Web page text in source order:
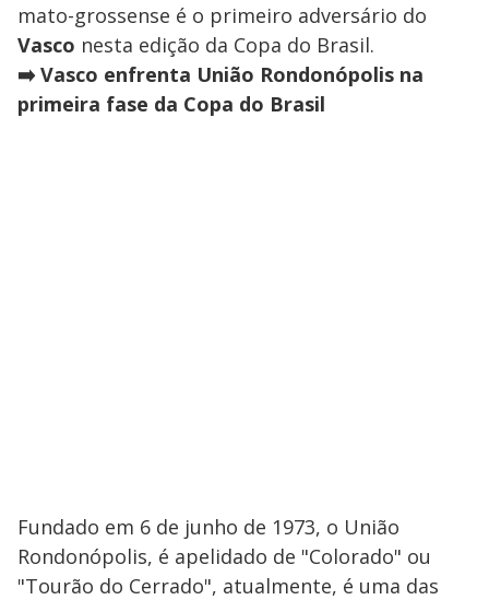
mato-grossense é o primeiro adversário do
Vasco nesta edição da Copa do Brasil.
➡️ Vasco enfrenta União Rondonópolis na
primeira fase da Copa do Brasil
Fundado em 6 de junho de 1973, o União
Rondonópolis, é apelidado de "Colorado" ou
"Tourão do Cerrado", atualmente, é uma das